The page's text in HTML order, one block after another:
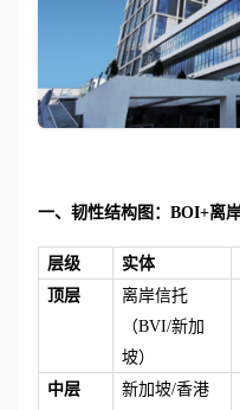
一、韧性结构图： BOI+离
层级 实体
顶层
离岸信托
（BVI/新加
坡）
中层 新加坡/香港